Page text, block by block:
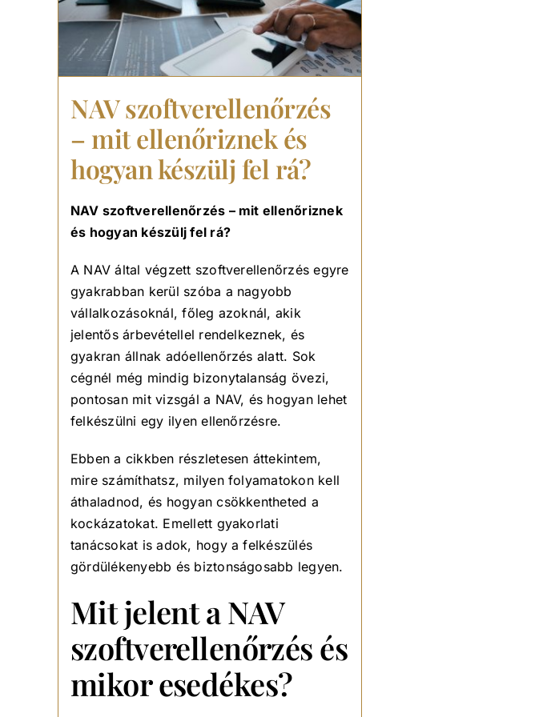
NAV szoftverellenőrzés
– mit ellenőriznek és
hogyan készülj fel rá?
NAV szoftverellenőrzés – mit ellenőriznek
és hogyan készülj fel rá?
A NAV által végzett szoftverellenőrzés egyre
gyakrabban kerül szóba a nagyobb
vállalkozásoknál, főleg azoknál, akik
jelentős árbevétellel rendelkeznek, és
gyakran állnak adóellenőrzés alatt. Sok
cégnél még mindig bizonytalanság övezi,
pontosan mit vizsgál a NAV, és hogyan lehet
felkészülni egy ilyen ellenőrzésre.
Ebben a cikkben részletesen áttekintem,
mire számíthatsz, milyen folyamatokon kell
áthaladnod, és hogyan csökkentheted a
kockázatokat. Emellett gyakorlati
tanácsokat is adok, hogy a felkészülés
gördülékenyebb és biztonságosabb legyen.
Mit jelent a NAV
szoftverellenőrzés és
mikor esedékes?